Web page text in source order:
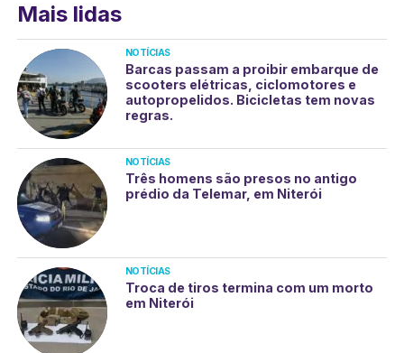
Mais lidas
NOTÍCIAS
Barcas passam a proibir embarque de
scooters elétricas, ciclomotores e
autopropelidos. Bicicletas tem novas
regras.
NOTÍCIAS
Três homens são presos no antigo
prédio da Telemar, em Niterói
NOTÍCIAS
Troca de tiros termina com um morto
em Niterói